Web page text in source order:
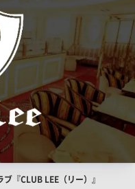
『CLUB LEE（リー）』